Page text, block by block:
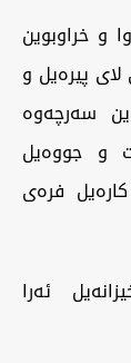
و خراوبوین
پیرەیل و
سەرچەوە
و جووەیل
فرەی
ئەرا